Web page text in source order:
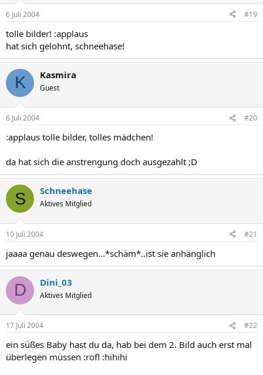
6 Juli 2004 #19
tolle bilder! :applaus
hat sich gelohnt, schneehase!
K Kasmira
Guest
6 Juli 2004 #20
:applaus tolle bilder, tolles mädchen!
da hat sich die anstrengung doch ausgezahlt ;D
S Schneehase
Aktives Mitglied
10 Juli 2004 #21
jaaaa genau deswegen...*schäm*..ist sie anhänglich
D Dini_03
Aktives Mitglied
17 Juli 2004 #22
ein süßes Baby hast du da, hab bei dem 2. Bild auch erst mal
überlegen müssen :rofl :hihihi